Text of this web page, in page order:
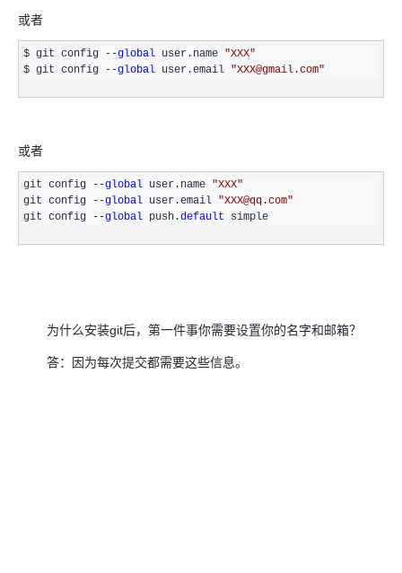
或者
$ git config --global user.name "XXX"
$ git config
--global user.email "XXX@gmail.com"
或者
git config --global user.name "XXX"
git config
--global user.email "XXX@qq.com"
git config
--global push.default simple
为什么安装git后，第一件事你需要设置你的名字和邮箱？
答：因为每次提交都需要这些信息。